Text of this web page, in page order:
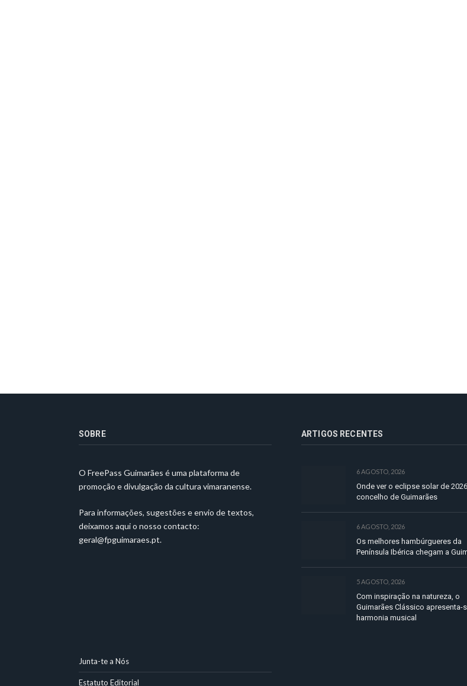
SOBRE
O FreePass Guimarães é uma plataforma de
promoção e divulgação da cultura vimaranense.
Para informações, sugestões e envio de textos,
deixamos aqui o nosso contacto:
geral@fpguimaraes.pt.
ARTIGOS RECENTES
6 AGOSTO, 2026
Onde ver o eclipse solar de
concelho de Guimarães
6 AGOSTO, 2026
Os melhores hambúrgueres da
Península Ibérica chegam a
5 AGOSTO, 2026
Com inspiração na natureza, o
Guimarães Clássico apresenta-
harmonia musical
Junta-te a Nós
Estatuto Editorial